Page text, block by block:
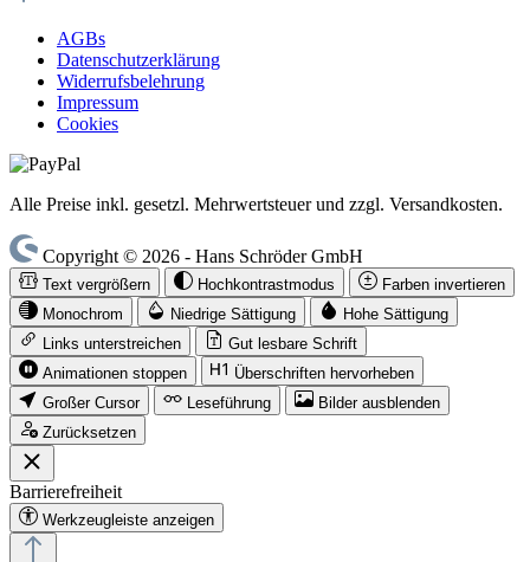
AGBs
Datenschutzerklärung
Widerrufsbelehrung
Impressum
Cookies
Alle Preise inkl. gesetzl. Mehrwertsteuer und zzgl. Versandkosten.
Copyright © 2026 - Hans Schröder GmbH
Text vergrößern Hochkontrastmodus
Farben invertieren
Monochrom
Niedrige Sättigung
Hohe Sättigung
Links unterstreichen
Gut lesbare Schrift
Animationen stoppen
Überschriften hervorheben
Großer Cursor
Leseführung
Bilder ausblenden
Zurücksetzen
Barrierefreiheit
Werkzeugleiste anzeigen